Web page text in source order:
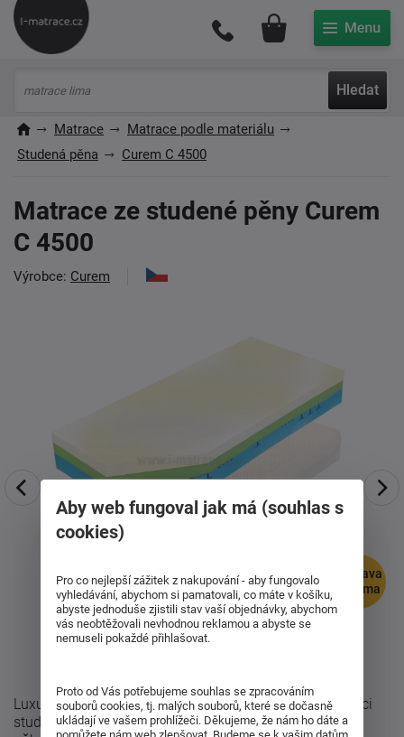
Hledat
Můj účet
Matrace
Matrace podle materiálu
Studená pěna
Curem C 4500
Matrace ze studené pěny Curem
C 4500
Výrobce: Curem
doprava
zdarma
Luxusní ortopedická matrace Curem C 4500 v kombinaci
studené a líné pěny v setu 1+1. Matrace se skládá z
Aby web fungoval jak má (souhlas s
cookies)
Pro co nejlepší zážitek z nakupování - aby fungovalo
vyhledávání, abychom si pamatovali, co máte v košíku,
abyste jednoduše zjistili stav vaší objednávky, abychom
vás neobtěžovali nevhodnou reklamou a abyste se
nemuseli pokaždé přihlašovat.
Proto od Vás potřebujeme souhlas se zpracováním
souborů cookies, tj. malých souborů, které se dočasně
ukládají ve vašem prohlížeči. Děkujeme, že nám ho dáte a